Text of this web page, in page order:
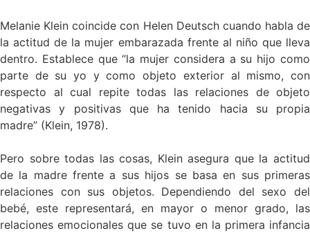
Melanie Klein coincide con Helen Deutsch cuando habla de
la actitud de la mujer embarazada frente al niño que lleva
dentro. Establece que “la mujer considera a su hijo como
parte de su yo y como objeto exterior al mismo, con
respecto al cual repite todas las relaciones de objeto
negativas y positivas que ha tenido hacia su propia
madre” (Klein, 1978).
Pero sobre todas las cosas, Klein asegura que la actitud
de la madre frente a sus hijos se basa en sus primeras
relaciones con sus objetos. Dependiendo del sexo del
bebé, este representará, en mayor o menor grado, las
relaciones emocionales que se tuvo en la primera infancia